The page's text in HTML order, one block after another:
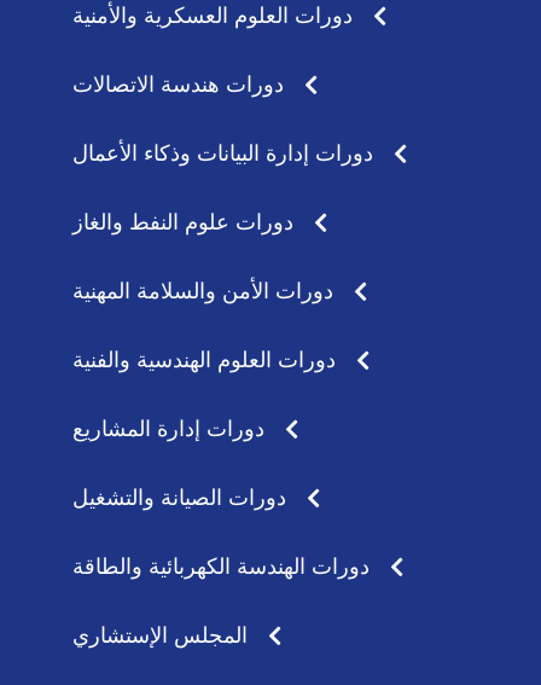
دورات العلوم العسكرية والأمنية
دورات هندسة الاتصالات
دورات إدارة البيانات وذكاء الأعمال
دورات علوم النفط والغاز
دورات الأمن والسلامة المهنية
دورات العلوم الهندسية والفنية
دورات إدارة المشاريع
دورات الصيانة والتشغيل
دورات الهندسة الكهربائية والطاقة
المجلس الإستشاري